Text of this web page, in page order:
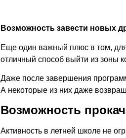
Возможность завести новых
Еще один важный плюс в том,
отличный способ выйти из зоны
Даже после завершения
А некоторые из них даже
Возможность
Активность в летней школе не